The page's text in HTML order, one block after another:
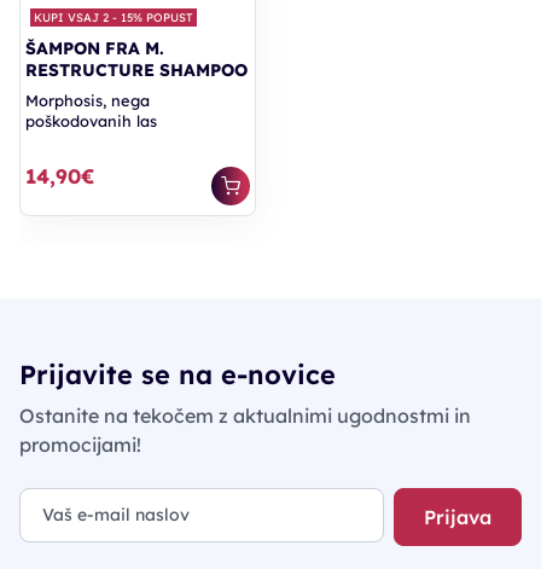
KUPI VSAJ 2 - 15% POPUST
ŠAMPON FRA M.
RESTRUCTURE SHAMPOO
Morphosis, nega
poškodovanih las
14,90€
Prijavite se na e-novice
Ostanite na tekočem z aktualnimi ugodnostmi in
promocijami!
Prijava